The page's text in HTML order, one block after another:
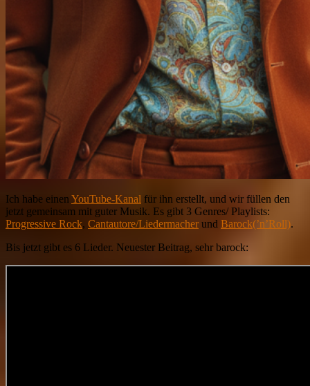
Ich habe einen YouTube-Kanal für ihn erstellt, und wir füllen den
jetzt gemeinsam mit guter Musik. Es gibt 3 Genres/ Playlists:
Progressive Rock, Cantautore/Liedermacher und Barock(’n’Roll).
Bis jetzt gibt es 6 Lieder. Neuester Beitrag, sehr barock: